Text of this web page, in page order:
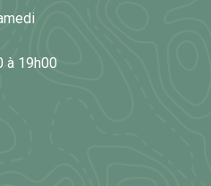
à 19h00